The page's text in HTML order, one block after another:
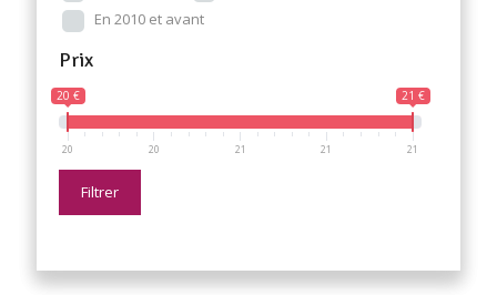
En 2010 et avant
Prix
20 € 21 €
20 20 21 21 21
Filtrer